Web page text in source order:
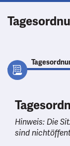
Hinweis: Die
sind